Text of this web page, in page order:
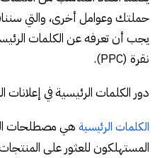
حملتك وعوامل أخرى، والتي
يجب أن تعرفه عن الكلمات
نقرة (PPC).
دور الكلمات الرئيسية في إعلانات
الكلمات الرئيسية هي مصطلحات
المستهلكون للعثور على